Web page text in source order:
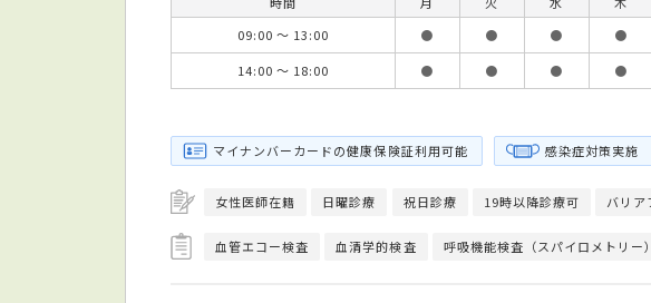
09:00 ～ 13:00
● ● ● ●
14:00 ～ 18:00
● ● ● ●
マイナンバーカードの健康保険証利用可能 感染症対策実施
女性医師在籍 日曜診療 祝日診療 19時以降診療可 バリア
血管エコー検査 血清学的検査 呼吸機能検査（スパイロメトリー）